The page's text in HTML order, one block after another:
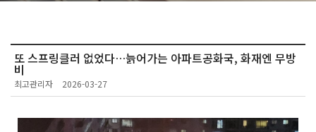
또 스프링클러 없었다…늙어가는 아파트공화국, 화재엔 무방
비
최고관리자 2026-03-27